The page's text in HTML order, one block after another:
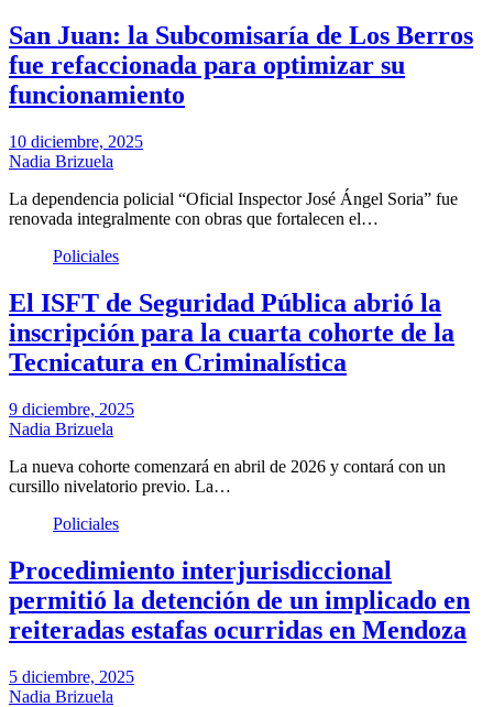
San Juan: la Subcomisaría de Los Berros
fue refaccionada para optimizar su
funcionamiento
10 diciembre, 2025
Nadia Brizuela
La dependencia policial “Oficial Inspector José Ángel Soria” fue
renovada integralmente con obras que fortalecen el…
Policiales
El ISFT de Seguridad Pública abrió la
inscripción para la cuarta cohorte de la
Tecnicatura en Criminalística
9 diciembre, 2025
Nadia Brizuela
La nueva cohorte comenzará en abril de 2026 y contará con un
cursillo nivelatorio previo. La…
Policiales
Procedimiento interjurisdiccional
permitió la detención de un implicado en
reiteradas estafas ocurridas en Mendoza
5 diciembre, 2025
Nadia Brizuela